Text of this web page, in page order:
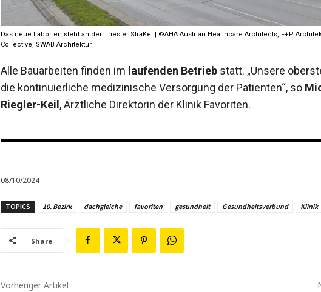
Das neue Labor entsteht an der Triester Straße. | ©AHA Austrian Healthcare Architects, F+P
Collective, SWAB Architektur
Alle Bauarbeiten finden im laufenden Betriebstatt. „Unsere
die kontinuierliche medizinische Versorgung der Patienten“, so
Riegler-Keil , Ärztliche Direktorin der Klinik Favoriten.
08/10/2024
TOPICS 10. Bezirk dachgleiche favoriten gesundheit Gesundheitsverbund Klinik
Share
Vorheriger Artikel